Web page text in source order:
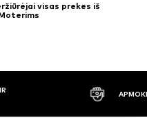
visas prekes iš